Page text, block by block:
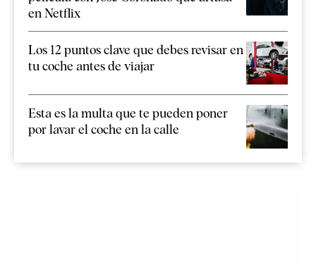
en Netflix
Los 12 puntos clave que debes revisar en
tu coche antes de viajar
Esta es la multa que te pueden poner
por lavar el coche en la calle